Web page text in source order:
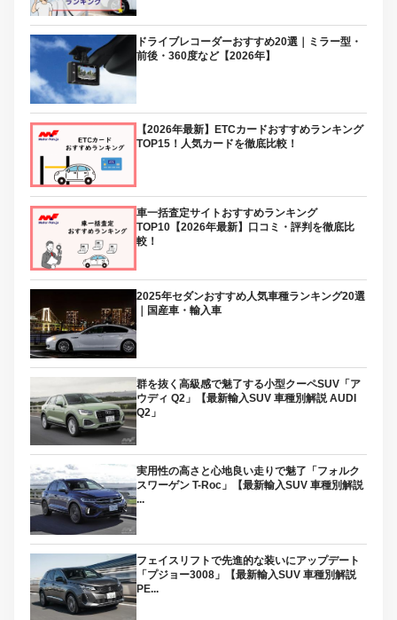
ドライブレコーダーおすすめ20選｜ミラー型・
前後・360度など【2026年】
【2026年最新】ETCカードおすすめランキング
TOP15！人気カードを徹底比較！
車一括査定サイトおすすめランキング
TOP10【2026年最新】口コミ・評判を徹底比
較！
2025年セダンおすすめ人気車種ランキング20選
｜国産車・輸入車
群を抜く高級感で魅了する小型クーペSUV「ア
ウディ Q2」【最新輸入SUV 車種別解説 AUDI
Q2」
実用性の高さと心地良い走りで魅了「フォルク
スワーゲン T-Roc」【最新輸入SUV 車種別解説
...
フェイスリフトで先進的な装いにアップデート
「プジョー3008」【最新輸入SUV 車種別解説
PE...